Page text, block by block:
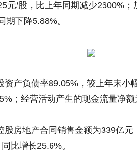
元/股，比上年同期减少2600%；
期下降5.88%。
资产负债率89.05%，较上年末小
；经营活动产生的现金流量净额
股房地产合同销售金额为339亿元
比增长25.6%。